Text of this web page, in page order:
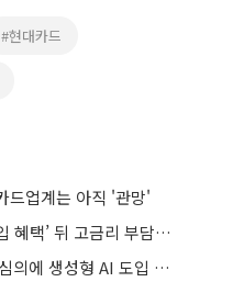
#현대카드
드업계는 아직 '관망'
리볼빙 평균금리 17.4%⋯‘가입 혜택’ 뒤 고금리 부담 주의
손보협회, 과실비율·보험광고 심의에 생성형 AI 도입 추진